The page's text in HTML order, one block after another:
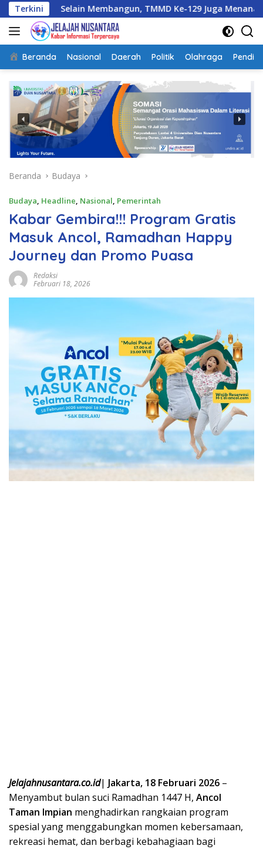
Langsung
ke
konten
Terkini
Selain Membangun, TMMD Ke-129 Juga Menanam Harapan
Beranda Nasional Daerah Politik Olahraga
Beranda Budaya
Budaya, Headline, Nasional, Pemerintah
Kabar Gembira!!! Program Gratis
Masuk Ancol, Ramadhan Happy
Journey dan Promo Puasa
Redaksi
Februari 18, 2026
Jelajahnusantara.co.id| Jakarta, 18 Februari 2026 –
Menyambut bulan suci Ramadhan 1447 H, Ancol
Taman Impian menghadirkan rangkaian program
spesial yang menggabungkan momen kebersamaan,
rekreasi hemat, dan berbagi kebahagiaan bagi